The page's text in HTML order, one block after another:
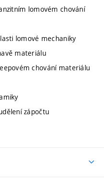
lomovém chování
lomové mechaniky
materiálu
chování materiálu
zápočtu